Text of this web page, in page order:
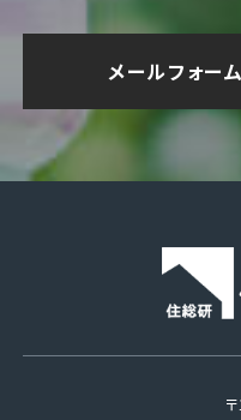
メールフォー